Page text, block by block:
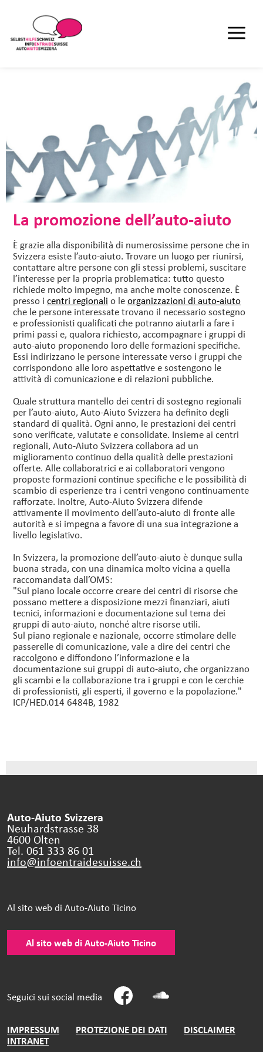
La promozione dell’auto-aiuto
È grazie alla disponibilità di numerosissime persone che in
Svizzera esiste l’auto-aiuto. Trovare un luogo per riunirsi,
contattare altre persone con gli stessi problemi, suscitare
l’interesse per la propria problematica: tutto questo
richiede molto impegno, ma anche molte conoscenze. È
presso i centri regionali o leorganizzazioni di auto-aiuto
che le persone interessate trovano il necessario sostegno
e professionisti qualificati che potranno aiutarli a fare i
primi passi e, qualora richiesto, accompagnare i gruppi di
auto-aiuto proponendo loro delle formazioni specifiche.
Essi indirizzano le persone interessate verso i gruppi che
corrispondono alle loro aspettative e sostengono le
attività di comunicazione e di relazioni pubbliche.
Quale struttura mantello dei centri di sostegno regionali
per l’auto-aiuto, Auto-Aiuto Svizzera ha definito degli
standard di qualità. Ogni anno, le prestazioni dei centri
sono verificate, valutate e consolidate. Insieme ai centri
regionali, Auto-Aiuto Svizzera collabora ad un
miglioramento continuo della qualità delle prestazioni
offerte. Alle collaboratrici e ai collaboratori vengono
proposte formazioni continue specifiche e le possibilità di
scambio di esperienze tra i centri vengono continuamente
rafforzate. Inoltre, Auto-Aiuto Svizzera difende
attivamente il movimento dell’auto-aiuto di fronte alle
autorità e si impegna a favore di una sua integrazione a
livello legislativo.
In Svizzera, la promozione dell’auto-aiuto è dunque sulla
buona strada, con una dinamica molto vicina a quella
raccomandata dall’OMS:
"Sul piano locale occorre creare dei centri di risorse che
possano mettere a disposizione mezzi finanziari, aiuti
tecnici, informazioni e documentazione sul tema dei
gruppi di auto-aiuto, nonché altre risorse utili.
Sul piano regionale e nazionale, occorre stimolare delle
passerelle di comunicazione, vale a dire dei centri che
raccolgono e diffondono l’informazione e la
documentazione sui gruppi di auto-aiuto, che organizzano
gli scambi e la collaborazione tra i gruppi e con le cerchie
di professionisti, gli esperti, il governo e la popolazione."
ICP/HED.014 6484B, 1982
Auto-Aiuto Svizzera
Neuhardstrasse 38
4600 Olten
Tel. 061 333 86 01
info@infoentraidesuisse.ch
Al sito web di Auto-Aiuto Ticino
Al sito web di Auto-Aiuto Ticino
Seguici sui social media
IMPRESSUM PROTEZIONE DEI DATI
DISCLAIMER
INTRANET